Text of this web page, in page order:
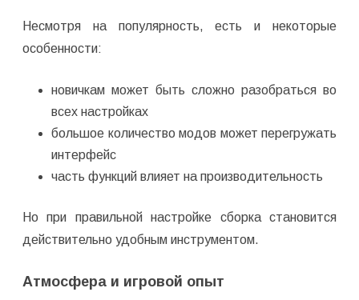
Несмотря на популярность, есть и некоторые
особенности:
новичкам может быть сложно разобраться во
всех настройках
большое количество модов может перегружать
интерфейс
часть функций влияет на производительность
Но при правильной настройке сборка становится
действительно удобным инструментом.
Атмосфера и игровой опыт